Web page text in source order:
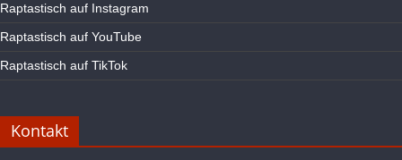
Raptastisch auf Instagram
Raptastisch auf YouTube
Raptastisch auf TikTok
Kontakt